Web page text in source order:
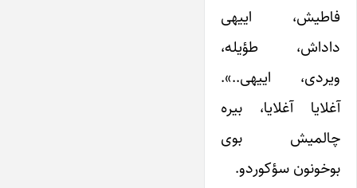
فاطیش، اییهی
داداش، طؤیله،
ویردی، اییهی..».
آغلایا آغلایا، بیره
چالمیش بوی
بوخونون سؤکوردو.